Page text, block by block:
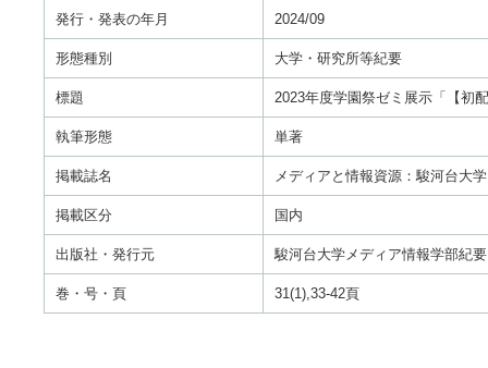
発行・発表の年月 2024/09
形態種別 大学・研究所等紀要
標題 2023年度学園祭ゼミ展示「【初
執筆形態 単著
掲載誌名 メディアと情報資源：駿河台大
掲載区分 国内
出版社・発行元 駿河台大学メディア情報学部紀要
巻・号・頁 31(1),33-42頁